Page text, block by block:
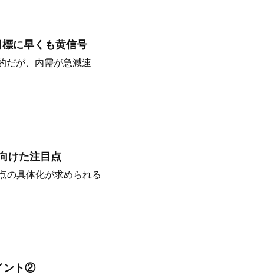
に早くも黄信号
だが、内需が急減速
けた注目点
の具体化が求められる
ント②